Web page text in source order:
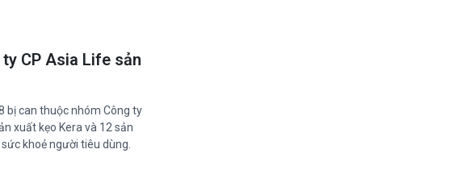
CP Asia Life sản
bị can thuộc nhóm Công ty
xuất kẹo Kera và 12 sản
khoẻ người tiêu dùng.